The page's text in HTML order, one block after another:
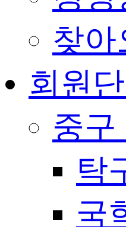
찾아
회원
중
탁
국